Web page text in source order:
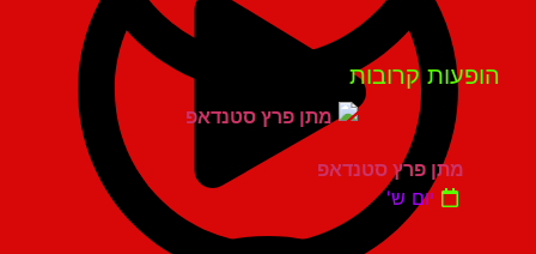
קרובות
מתן פרץ סטנדאפ
יום ש'